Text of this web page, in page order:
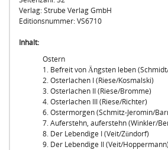
Verlag: Strube Verlag GmbH
Editionsnummer: VS6710
Inhalt:
Ostern
1. Befreit von Ängsten leben
2. Osterlachen I (Riese/Kosmalski)
3. Osterlachen II (Riese/Bromme)
4. Osterlachen III (Riese/Richter)
6. Ostermorgen (Schmitz-Jeromin/
7. Auferstehn, auferstehn (Winkler/
8. Der Lebendige I (Veit/Zündorf)
9. Der Lebendige II (Veit/Hoppermann)